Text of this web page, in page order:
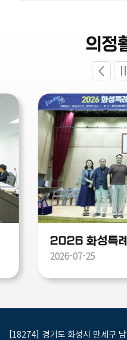
의정
2026 화성특례
2026-07-25
[18274] 경기도 화성시 만세구